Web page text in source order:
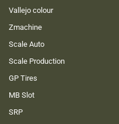
Vallejo colour
Zmachine
Scale Auto
Scale Production
GP Tires
MB Slot
SRP